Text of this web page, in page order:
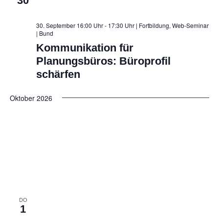
30. September 16:00 Uhr - 17:30 Uhr | Fortbildung, Web-Seminar
| Bund
Kommunikation für
Planungsbüros: Büroprofil
schärfen
Oktober 2026
DO
1